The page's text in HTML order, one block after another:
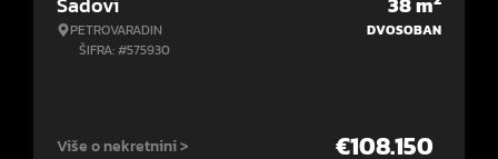
PETROVARADIN
ŠIFRA: #575930
DVOSOBAN
Više o nekretnini > €108.150